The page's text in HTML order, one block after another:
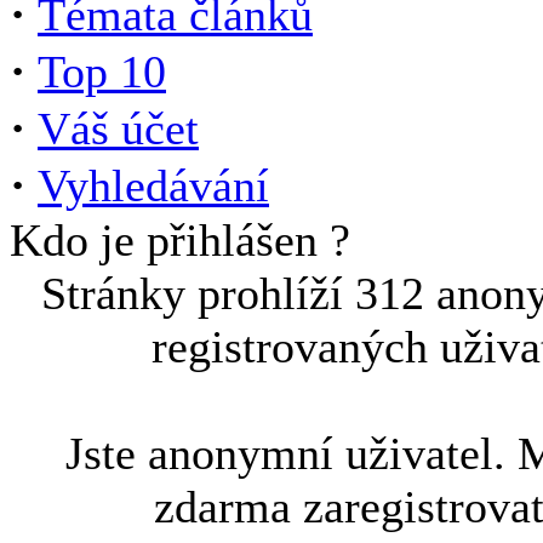
· Témata článků
· Top 10
· Váš účet
· Vyhledávání
Kdo je přihlášen ?
Stránky prohlíží 312
registrovaných
Jste anonymní uživatel.
zdarma